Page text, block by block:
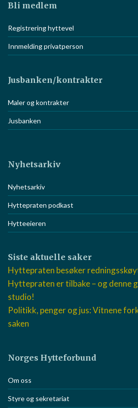
Bli medlem
Registrering hyttevel
Innmelding privatperson
Jusbanken/kontrakter
Maler og kontrakter
Jusbanken
Nyhetsarkiv
Nyhetsarkiv
Hyttepraten podkast
Hytteeieren
Siste aktuelle saker
Hyttepraten besøker
Hyttepraten er tilbake – og denne
studio!
Politikk, penger og jus: Vitnene
saken
Norges Hytteforbund
Om oss
Styre og sekretariat